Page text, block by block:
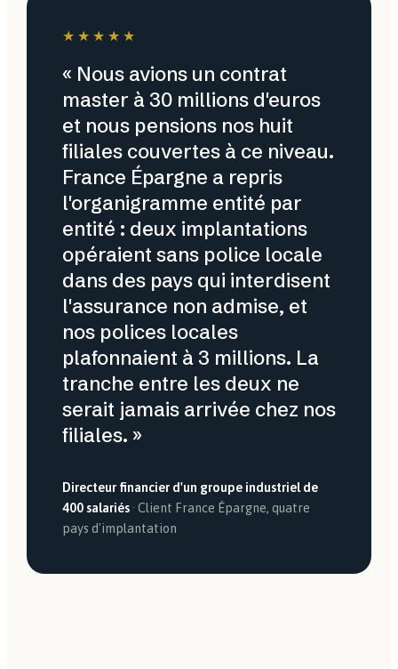
★★★★★
« Nous avions un contrat
master à 30 millions d'euros
et nous pensions nos huit
filiales couvertes à ce niveau.
France Épargne a repris
l'organigramme entité par
entité : deux implantations
opéraient sans police locale
dans des pays qui interdisent
l'assurance non admise, et
nos polices locales
plafonnaient à 3 millions. La
tranche entre les deux ne
serait jamais arrivée chez nos
filiales. »
Directeur financier d'un groupe industriel de
400 salariés · Client France Épargne, quatre
pays d'implantation